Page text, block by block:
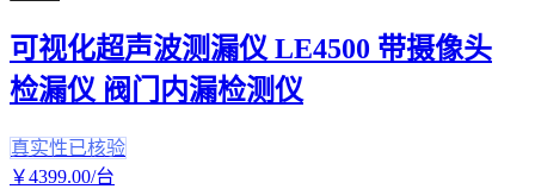
可视化超声波测漏仪 LE4500 带摄像头
检漏仪 阀门内漏检测仪
真实性已核验
￥4399.00/台